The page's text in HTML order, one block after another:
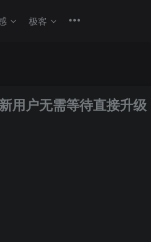
极客
用户无需等待直接升级